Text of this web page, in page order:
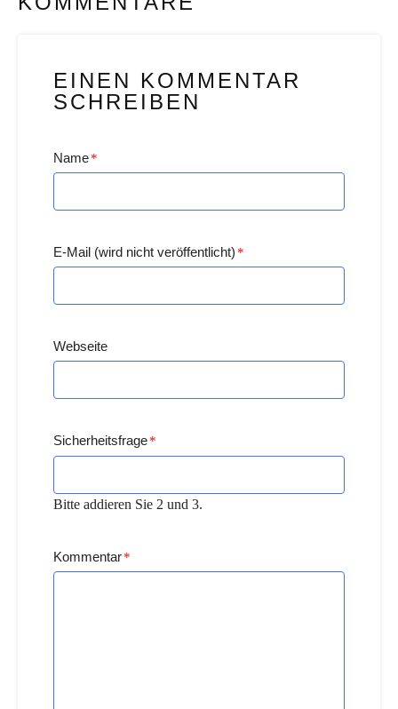
EINEN KOMMENTAR
SCHREIBEN
Name*
E-Mail (wird nicht veröffentlicht) *
Webseite
Sicherheitsfrage*
Bitte addieren Sie 2 und 3.
Kommentar*